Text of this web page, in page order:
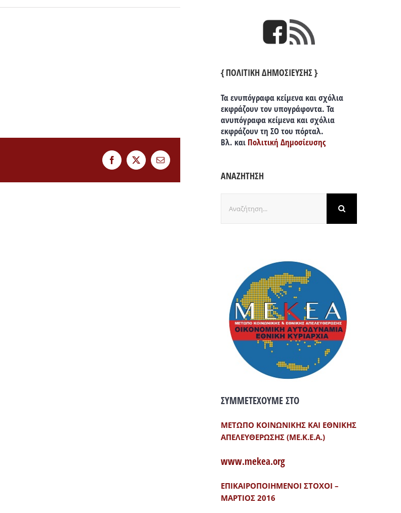
FacebookTwitterEmail
{ ΠΟΛΙΤΙΚΗ ΔΗΜΟΣΙΕΥΣΗΣ }
Τα ενυπόγραφα κείμενα και σχόλια
εκφράζουν τον υπογράφοντα. Τα
ανυπόγραφα κείμενα και σχόλια
εκφράζουν τη ΣΟ του πόρταλ.
Βλ. και Πολιτική Δημοσίευσης
ΑΝΑΖΗΤΗΣΗ
για:
ΣΥΜΜΕΤΕΧΟΥΜΕ ΣΤΟ
ΜΕΤΩΠΟ ΚΟΙΝΩΝΙΚΗΣ ΚΑΙ ΕΘΝΙΚΗΣ
ΑΠΕΛΕΥΘΕΡΩΣΗΣ (ΜΕ.Κ.Ε.Α.)
www.mekea.org
ΕΠΙΚΑΙΡΟΠΟΙΗΜΕΝΟΙ ΣΤΟΧΟΙ –
ΜΑΡΤΙΟΣ 2016